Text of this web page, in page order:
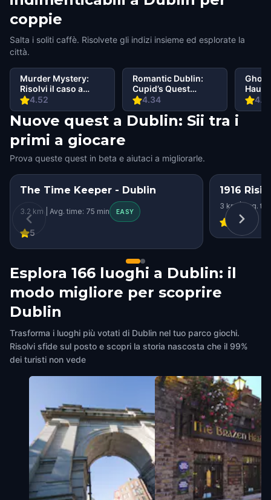
coppie
Salta i soliti caffè. Risolvete gli indizi insieme ed esplorate la
città.
4.52
Murder Mystery:
Risolvi il caso a
Dublin
4.34
Romantic Dublin:
Cupid’s Quest
Walking Tour &
Escape Game
Nuove quest a Dublin: Sii tra i
primi a giocare
Prova queste quest in beta e aiutaci a migliorarle.
The Time Keeper - Dublin
3.2 km | Avg. time: 75 min EASY
5
1916
3 km | Avg.
4.29
Esplora 166 luoghi a Dublin: il
modo migliore per scoprire
Dublin
Trasforma i luoghi più votati di Dublin nel tuo parco giochi.
Risolvi sfide sul posto e scopri la storia nascosta che il 99%
dei turisti non vede